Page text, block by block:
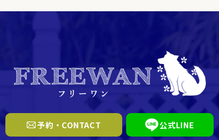
予約・CONTACT 公式LINE